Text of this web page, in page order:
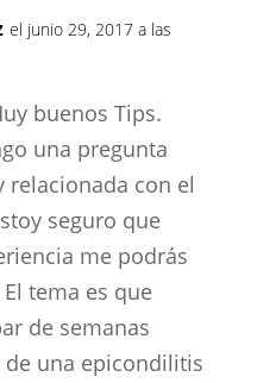
el junio 29, 2017 a las
buenos Tips.
una pregunta
relacionada con el
seguro que
me podrás
tema es que
de semanas
una epicondilitis